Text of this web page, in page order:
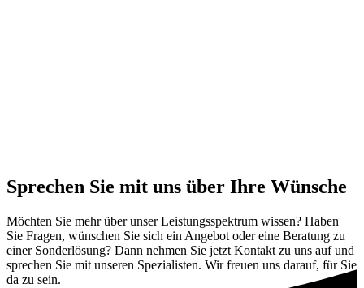
Sprechen Sie mit uns über Ihre Wünsche
Möchten Sie mehr über unser Leistungsspektrum wissen? Haben
Sie Fragen, wünschen Sie sich ein Angebot oder eine Beratung zu
einer Sonderlösung? Dann nehmen Sie jetzt Kontakt zu uns auf und
sprechen Sie mit unseren Spezialisten. Wir freuen uns darauf, für Sie
da zu sein.